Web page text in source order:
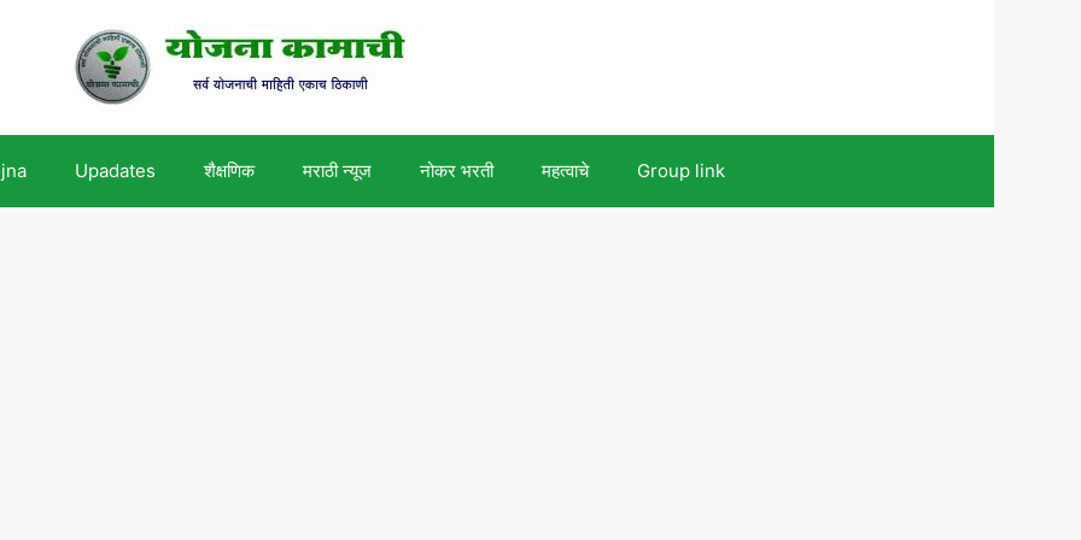
Upadates शैक्षणिक मराठी न्यूज नोकर भरती महत्वाचे Group link